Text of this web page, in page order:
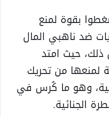
بقوة لمنع
ضد ناهبي المال
ذلك، حيث امتد
لمنعها من تحريك
وهو ما كُرس في